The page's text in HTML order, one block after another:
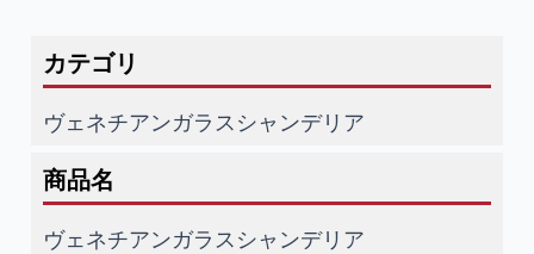
カテゴリ
ヴェネチアンガラスシャンデリア
商品名
ヴェネチアンガラスシャンデリア